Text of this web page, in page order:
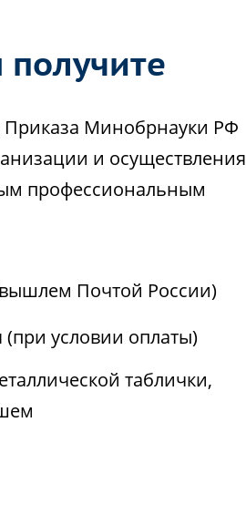
Приказа Минобрнауки РФ
и осуществления
профессиональным
Почтой России)
условии оплаты)
таблички,